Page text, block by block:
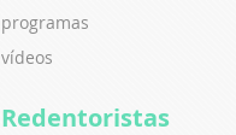
programas
vídeos
Redentoristas